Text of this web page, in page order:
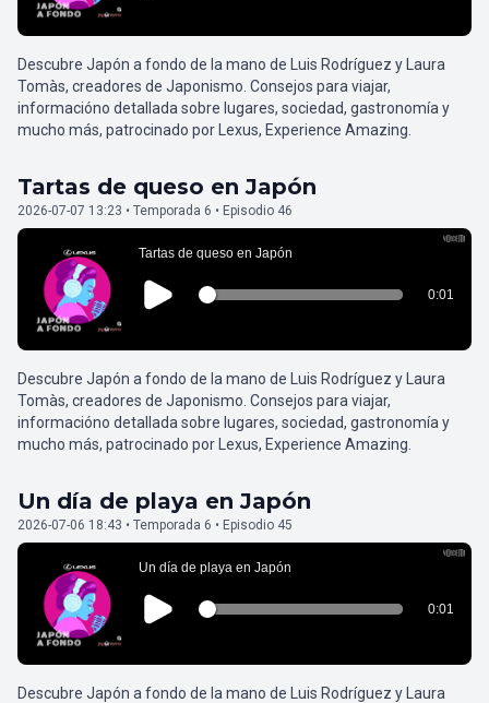
Descubre Japón a fondo de la mano de Luis Rodríguez y Laura
Tomàs, creadores de Japonismo. Consejos para viajar,
informacióno detallada sobre lugares, sociedad, gastronomía y
mucho más, patrocinado por Lexus, Experience Amazing.
Tartas de queso en Japón
2026-07-07 13:23 • Temporada 6 • Episodio 46
Descubre Japón a fondo de la mano de Luis Rodríguez y Laura
Tomàs, creadores de Japonismo. Consejos para viajar,
informacióno detallada sobre lugares, sociedad, gastronomía y
mucho más, patrocinado por Lexus, Experience Amazing.
Un día de playa en Japón
2026-07-06 18:43 • Temporada 6 • Episodio 45
Descubre Japón a fondo de la mano de Luis Rodríguez y Laura